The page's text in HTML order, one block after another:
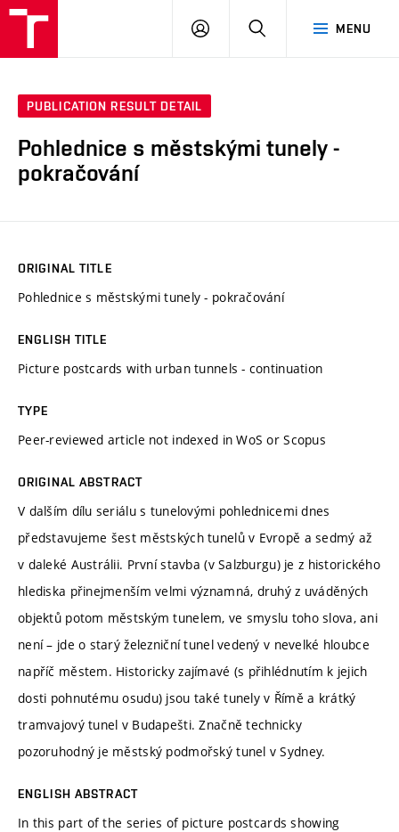
MENU
LOG
SEARCH
PUBLICATION RESULT DETAIL
Pohlednice s městskými tunely -
pokračování
ORIGINAL TITLE
Pohlednice s městskými tunely - pokračování
ENGLISH TITLE
Picture postcards with urban tunnels - continuation
TYPE
Peer-reviewed article not indexed in WoS or Scopus
ORIGINAL ABSTRACT
V dalším dílu seriálu s tunelovými pohlednicemi dnes
představujeme šest městských tunelů v Evropě a sedmý až
v daleké Austrálii. První stavba (v Salzburgu) je z historického
hlediska přinejmenším velmi významná, druhý z uváděných
objektů potom městským tunelem, ve smyslu toho slova, ani
není – jde o starý železniční tunel vedený v nevelké hloubce
napříč městem. Historicky zajímavé (s přihlédnutím k jejich
dosti pohnutému osudu) jsou také tunely v Římě a krátký
tramvajový tunel v Budapešti. Značně technicky
pozoruhodný je městský podmořský tunel v Sydney.
ENGLISH ABSTRACT
In this part of the series of picture postcards showing